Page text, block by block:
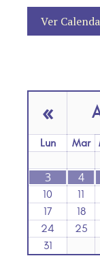
Ver
«
Lun Mar
3 4
10
11
17
18
24
25
31